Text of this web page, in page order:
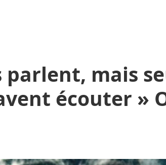
parlent, mais
écouter »